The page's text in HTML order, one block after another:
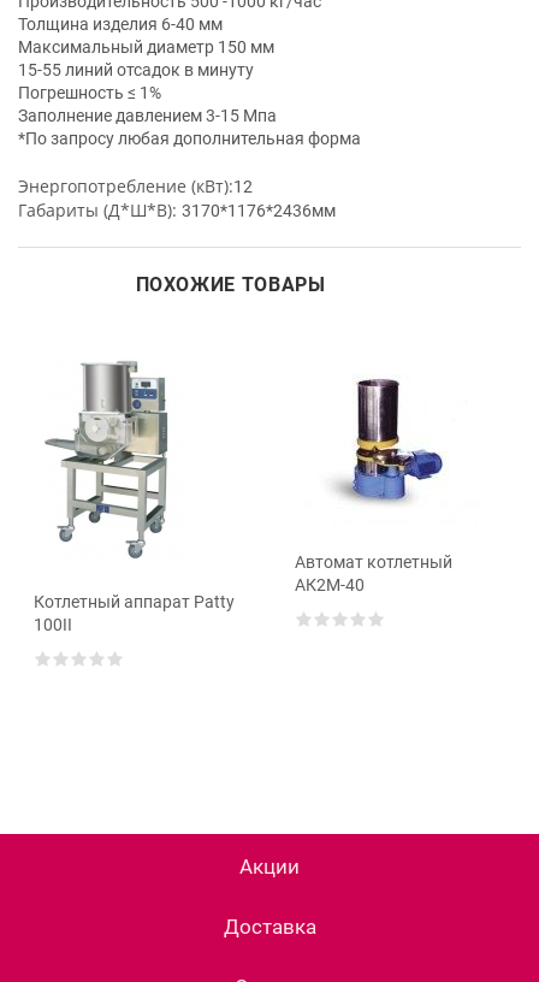
Толщина изделия 6-40 мм
Максимальный диаметр 150 мм
15-55 линий отсадок в минуту
Погрешность ≤ 1%
Заполнение давлением 3-15 Mпа
*По запросу любая дополнительная форма
Энергопотребление (кВт):12
Габариты (Д*Ш*В): 3170*1176*2436мм
ПОХОЖИЕ ТОВАРЫ
Котлетный аппарат Patty
100II
Автомат котлетный
АК2М-40
Акции
Доставка